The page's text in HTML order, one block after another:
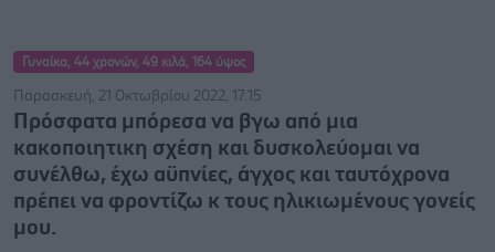
Γυναίκα, 44 χρονών, 49 κιλά, 164 ύψος
Παρασκευή, 21 Οκτωβρίου 2022, 17:15
Πρόσφατα μπόρεσα να βγω από μια
κακοποιητικη σχέση και δυσκολεύομαι να
συνέλθω, έχω αϋπνίες, άγχος και ταυτόχρονα
πρέπει να φροντίζω κ τους ηλικιωμένους γονείς
μου.